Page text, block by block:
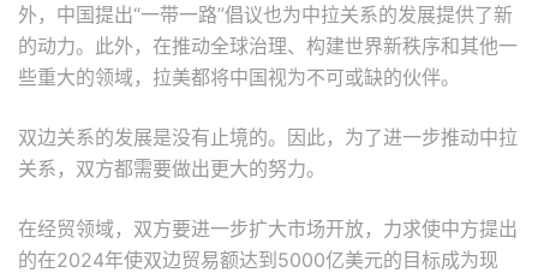
外，中国提出“一带一路”倡议也为中拉关系的发展提供了新
的动力。此外，在推动全球治理、构建世界新秩序和其他一
些重大的领域，拉美都将中国视为不可或缺的伙伴。
双边关系的发展是没有止境的。因此，为了进一步推动中拉
关系，双方都需要做出更大的努力。
在经贸领域，双方要进一步扩大市场开放，力求使中方提出
的在2024年使双边贸易额达到5000亿美元的目标成为现